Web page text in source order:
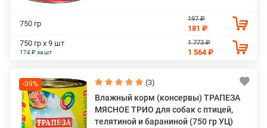
750 гр
197 ₽
181 ₽
750 гр х 9 шт
174 ₽ за шт
1 773 ₽
1 564 ₽
-39% (3)
Влажный корм (консервы) ТРАПЕЗА
МЯСНОЕ ТРИО для собак с птицей,
телятиной и бараниной (750 гр УЦ)